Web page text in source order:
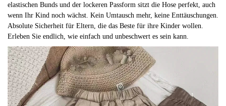
elastischen Bunds und der lockeren Passform sitzt die Hose perfekt, auch
wenn Ihr Kind noch wächst. Kein Umtausch mehr, keine Enttäuschungen.
Absolute Sicherheit für Eltern, die das Beste für ihre Kinder wollen.
Erleben Sie endlich, wie einfach und unbeschwert es sein kann.